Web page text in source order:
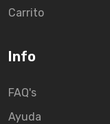
Carrito
Info
FAQ's
Ayuda